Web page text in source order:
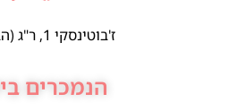
ז'בוטינסקי 1, ר"ג (הבורסה)
הנמכרים